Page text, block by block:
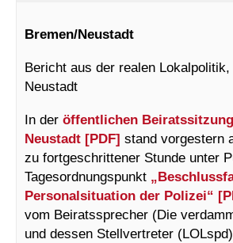
Bremen/Neustadt
Bericht aus der realen
Neustadt
In der öffentlichen
Neustadt [PDF] stand vorgestern
zu fortgeschrittener Stunde unter
Tagesordnungspunkt
Personalsituation der Polizei“
vom Beiratssprecher (Die
und dessen Stellvertreter